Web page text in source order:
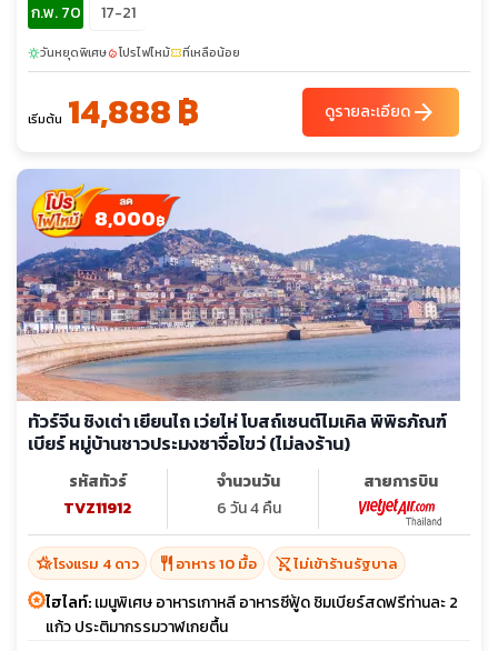
ก.พ. 70
17-21
sunnyวันหยุดพิเศษlocal_fire_departmentโปรไฟไหม้confirmation_numberที่เหลือน้อย
เริ่มต้น 14,888 ฿ ดูรายละเอียดarrow_forward
8,000฿
ทัวร์จีน ชิงเต่า เยียนไถ เว่ยไห่ โบสถ์เซนต์ไมเคิล พิพิธภัณฑ์
เบียร์ หมู่บ้านชาวประมงซาจื่อโขว่ (ไม่ลงร้าน)
รหัสทัวร์
TVZ11912
จำนวนวัน
6 วัน 4 คืน
สายการบิน
hotel_classโรงแรม 4 ดาว restaurant อาหาร 10 มื้อ shopping_cart_offไม่เข้าร้านรัฐบาล
ไฮไลท์:เมนูพิเศษ อาหารเกาหลี อาหารซีฟู้ด ชิมเบียร์สดฟรีท่านละ 2
แก้ว ประติมากรรมวาฬเกยตื้น